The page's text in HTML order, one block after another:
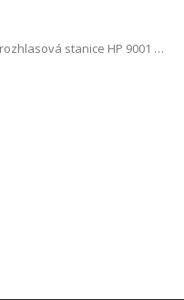
CB PNI Escort rozhlasová stanice HP 9001 PRO ASQ nastavitelná, AM-FM, 12V / 24V, 4W, skenování, duální sledování, ANL, vícebarevný displej